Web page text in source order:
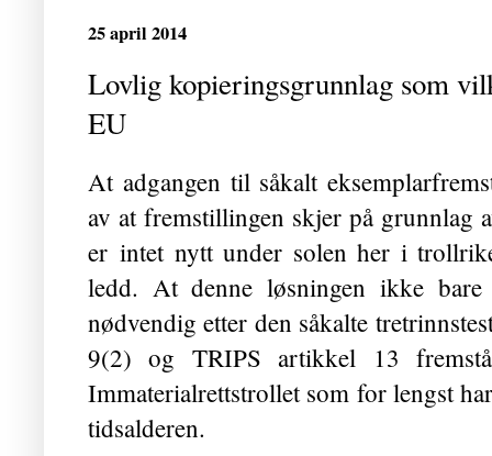
25 april 2014
Lovlig kopieringsgrunnlag som
EU
At adgangen til såkalt
av at fremstillingen skjer på grunnlag
er intet nytt under solen her i
ledd. At denne løsningen ikke
nødvendig etter den såkalte
9(2) og TRIPS artikkel 13
Immaterialrettstrollet som for lengst
tidsalderen.